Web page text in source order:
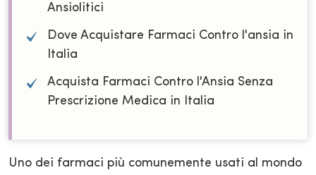
Ansiolitici
Dove Acquistare Farmaci Contro l'ansia in
Italia
Acquista Farmaci Contro l'Ansia Senza
Prescrizione Medica in Italia
Uno dei farmaci più comunemente usati al mondo